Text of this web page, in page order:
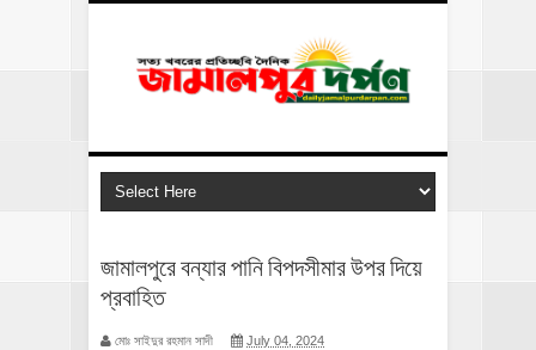
জামালপুরে বন্যার পানি বিপদসীমার উপর দিয়ে
প্রবাহিত
মোঃ সাইদুর রহমান সাদী July 04, 2024